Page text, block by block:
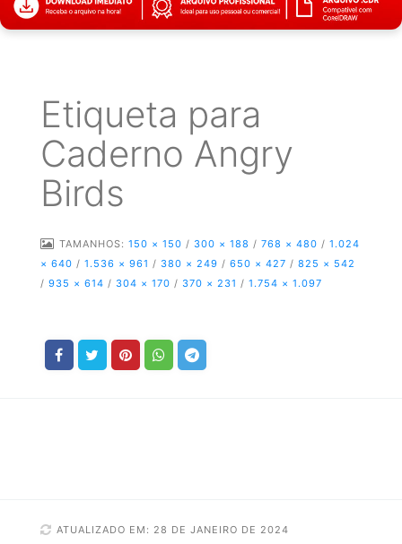
Etiqueta para
Caderno Angry
Birds
TAMANHOS: 150 × 150 / 300 × 188 / 768 × 480 / 1.024
× 640 / 1.536 × 961 / 380 × 249 / 650 × 427 / 825 × 542
/ 935 × 614 / 304 × 170 / 370 × 231 / 1.754 × 1.097
ATUALIZADO EM: 28 DE JANEIRO DE 2024